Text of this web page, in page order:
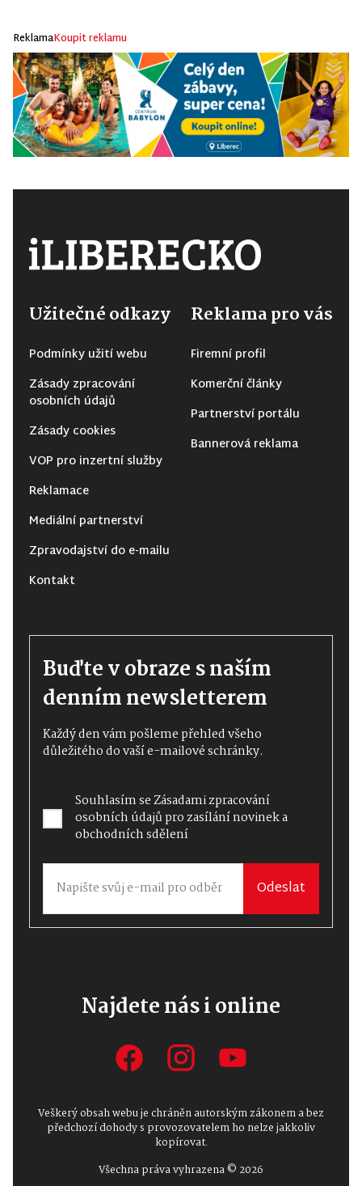
ReklamaKoupit reklamu
Užitečné odkazy
Podmínky užití webu
Zásady zpracování
osobních údajů
Zásady cookies
VOP pro inzertní služby
Reklamace
Mediální partnerství
Zpravodajství do e-mailu
Kontakt
Reklama pro vás
Firemní profil
Komerční články
Partnerství portálu
Bannerová reklama
Buďte v obraze s naším
denním newsletterem
Každý den vám pošleme přehled všeho
důležitého do vaší e-mailové schránky.
Souhlasím seZásadami zpracování
osobních údajůpro zasílání novinek a
obchodních sdělení
Odeslat
Najdete nás i online
Veškerý obsah webu je chráněn autorským zákonem a bez
předchozí dohody s provozovatelem ho nelze jakkoliv
kopírovat.
Všechna práva vyhrazena © 2026